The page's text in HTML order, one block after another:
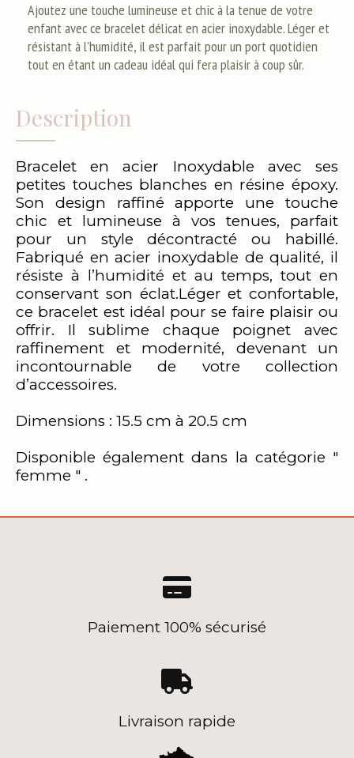
Ajoutez une touche lumineuse et chic à la tenue de votre
enfant avec ce bracelet délicat en acier inoxydable. Léger et
résistant à l'humidité, il est parfait pour un port quotidien
tout en étant un cadeau idéal qui fera plaisir à coup sûr.
Description
Bracelet en acier Inoxydable avec ses
petites touches blanches en résine époxy.
Son design raffiné apporte une touche
chic et lumineuse à vos tenues, parfait
pour un style décontracté ou habillé.
Fabriqué en acier inoxydable de qualité, il
résiste à l’humidité et au temps, tout en
conservant son éclat.Léger et confortable,
ce bracelet est idéal pour se faire plaisir ou
offrir. Il sublime chaque poignet avec
raffinement et modernité, devenant un
incontournable de votre collection
d’accessoires.
Dimensions : 15.5 cm à 20.5 cm
Disponible également dans la catégorie "
femme " .

Paiement 100% sécurisé

Livraison rapide